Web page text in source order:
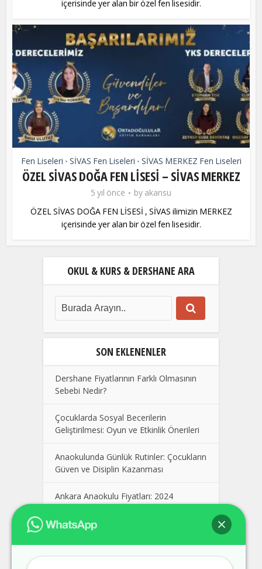
içerisinde yer alan bir özel fen lisesidir.
Fen Liseleri • SİVAS Fen Liseleri • SİVAS MERKEZ Fen Liseleri
ÖZEL SİVAS DOĞA FEN LİSESİ – SİVAS MERKEZ
5 yıl önce by akansu
ÖZEL SİVAS DOĞA FEN LİSESİ , SİVAS ilimizin MERKEZ
içerisinde yer alan bir özel fen lisesidir.
OKUL & KURS & DERSHANE ARA
SON EKLENENLER
Dershane Fiyatlarının Farklı Olmasının
Sebebi Nedir?
Çocuklarda Sosyal Becerilerin
Geliştirilmesi: Oyun ve Etkinlik Önerileri
Anaokulunda Günlük Rutinler: Çocukların
Güven ve Disiplin Kazanması
Ankara Anaokulu Fiyatları: 2024
Kolej Seçimi Yaparken Dikkat Edilmesi